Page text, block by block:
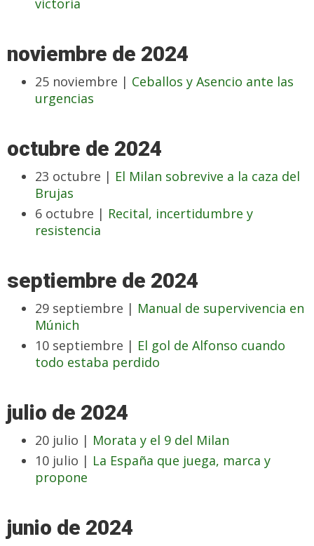
victoria
noviembre de 2024
25 noviembre | Ceballos y Asencio ante las
urgencias
octubre de 2024
23 octubre | El Milan sobrevive a la caza del
Brujas
6 octubre | Recital, incertidumbre y
resistencia
septiembre de 2024
29 septiembre | Manual de supervivencia en
Múnich
10 septiembre | El gol de Alfonso cuando
todo estaba perdido
julio de 2024
20 julio | Morata y el 9 del Milan
10 julio | La España que juega, marca y
propone
junio de 2024